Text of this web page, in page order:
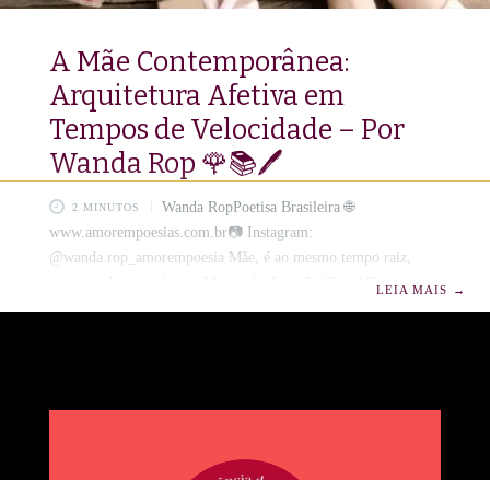
A Mãe Contemporânea:
Arquitetura Afetiva em
Tempos de Velocidade – Por
Wanda Rop 🌹📚🖊️
2 MINUTOS
Wanda RopPoetisa Brasileira 🌐
www.amorempoesias.com.br📷 Instagram:
@wanda.rop_amorempoesia Mãe, é ao mesmo tempo raiz,
amor, rede e revolução. Maio mês das mães🩷🎀 Mãe é
como um arquétipo reinventado — não mais apenas cuidadora,
LEIA MAIS →